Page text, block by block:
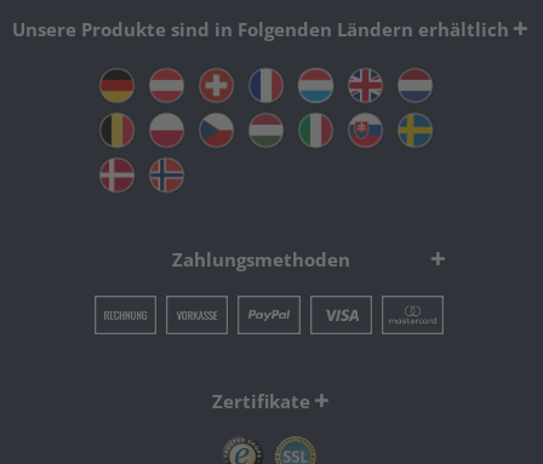
Unsere Produkte sind in Folgenden Ländern erhältlich
Zahlungsmethoden
Zertifikate